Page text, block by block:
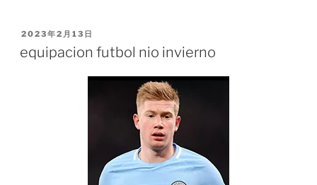
PUBLICADO
2023年2月13日
equipacion futbol nio invierno